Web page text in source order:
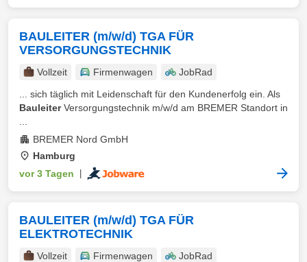
BAULEITER (m/w/d) TGA FÜR
VERSORGUNGSTECHNIK
Vollzeit Firmenwagen
JobRad
... sich täglich mit Leidenschaft für den Kundenerfolg ein. Als
BauleiterVersorgungstechnik m/w/d am BREMER Standort in
BREMER Nord GmbH
Hamburg
vor 3 Tagen
BAULEITER (m/w/d) TGA FÜR
ELEKTROTECHNIK
Vollzeit Firmenwagen
JobRad